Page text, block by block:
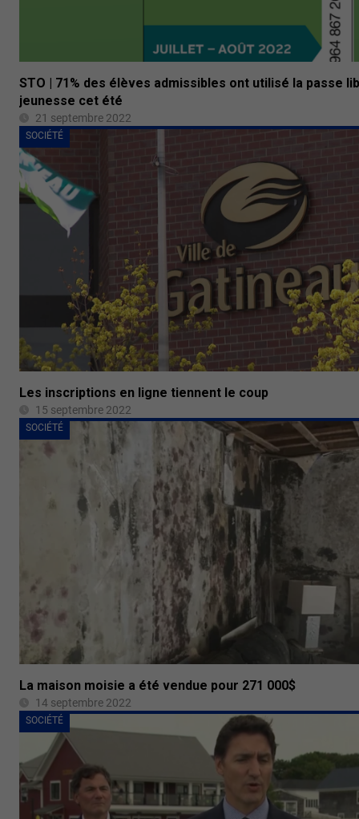
STO | 71% des élèves admissibles ont utilisé la passe
jeunesse cet été
21 septembre 2022
SOCIÉTÉ
Les inscriptions en ligne tiennent le coup
15 septembre 2022
SOCIÉTÉ
La maison moisie a été vendue pour 271 000$
14 septembre 2022
SOCIÉTÉ